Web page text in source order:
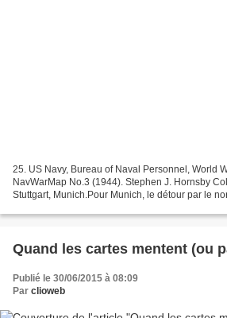
25. US Navy, Bureau of Naval Personnel, World
NavWarMap No.3 (1944). Stephen J. Hornsby
Stuttgart, Munich.Pour Munich, le détour par le
Quand les cartes mentent (ou
Publié le 30/06/2015 à 08:09
Par clioweb